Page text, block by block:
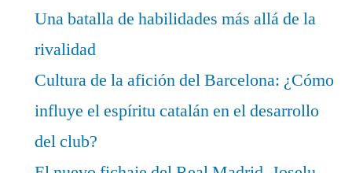
Una batalla de habilidades más allá de la
rivalidad
Cultura de la afición del Barcelona: ¿Cómo
influye el espíritu catalán en el desarrollo
del club?